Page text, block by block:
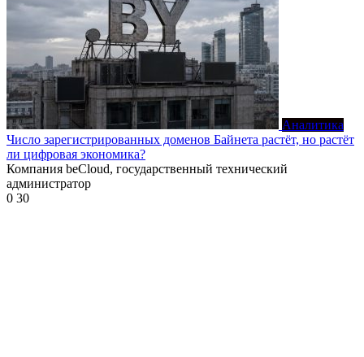
Аналитика
Число зарегистрированных доменов Байнета растёт, но растёт
ли цифровая экономика?
Компания beCloud, государственный технический
администратор
0 30